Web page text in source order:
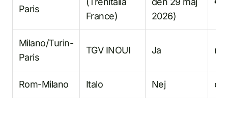
Paris
France)
2026)
Milano/Turin-
Paris
TGV INOUI Ja
Rom-Milano Italo Nej ej